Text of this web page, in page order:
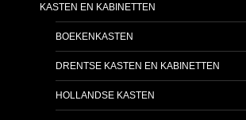
KASTEN EN KABINETTEN
BOEKENKASTEN
DRENTSE KASTEN EN KABINETTEN
HOLLANDSE KASTEN